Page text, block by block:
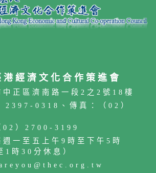
港經濟文化合作策進會
中正區濟南路一段2之2號18樓
2397-0318、傳真：（02）
02）2700-3199
週一至五上午9時至下午5時
1時30分休息）